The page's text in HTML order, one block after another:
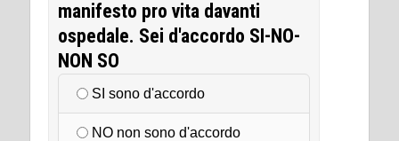
manifesto pro vita davanti
ospedale. Sei d'accordo SI-NO-
NON SO
SI sono d'accordo
NO non sono d'accordo